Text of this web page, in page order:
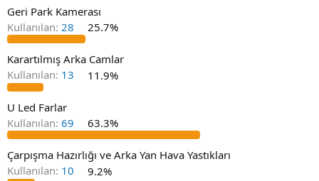
Geri Park Kamerası
Kullanılan: 28 25.7%
Karartılmış Arka Camlar
Kullanılan: 13 11.9%
U Led Farlar
Kullanılan: 69 63.3%
Çarpışma Hazırlığı ve Arka Yan Hava Yastıkları
Kullanılan: 10 9.2%